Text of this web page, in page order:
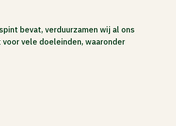
bevat, verduurzamen wij al ons
vele doeleinden, waaronder